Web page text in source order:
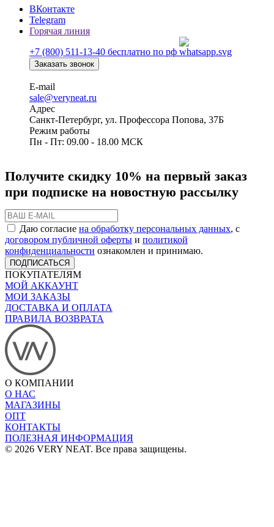
ВКонтакте
Telegram
Горячая линия
+7 (800) 511-13-40 бесплатно по рф
Заказать звонок
E-mail
sale@veryneat.ru
Адрес
Санкт-Петербург, ул. Профессора Попова, 37Б
Режим работы
Пн - Пт: 09.00 - 18.00 МСК
Получите скидку 10% на первый заказ
при подписке на новостную рассылку
Даю согласие на обработку персональных данных, с
договором публичной оферты и политикой
конфиденциальности ознакомлен и принимаю.
ПОДПИСАТЬСЯ
ПОКУПАТЕЛЯМ
МОЙ АККАУНТ
МОИ ЗАКАЗЫ
ДОСТАВКА И ОПЛАТА
ПРАВИЛА ВОЗВРАТА
О КОМПАНИИ
О НАС
МАГАЗИНЫ
ОПТ
КОНТАКТЫ
ПОЛЕЗНАЯ ИНФОРМАЦИЯ
© 2026 VERY NEAT. Все права защищены.